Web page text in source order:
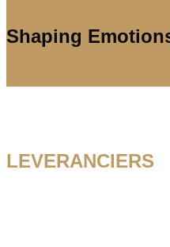
Shaping
LEVERANCIERS